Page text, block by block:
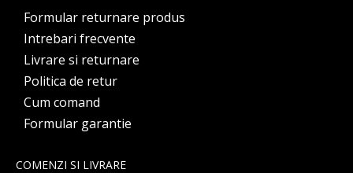
Formular returnare produs
Intrebari frecvente
Livrare si returnare
Politica de retur
Cum comand
Formular garantie
COMENZI SI LIVRARE